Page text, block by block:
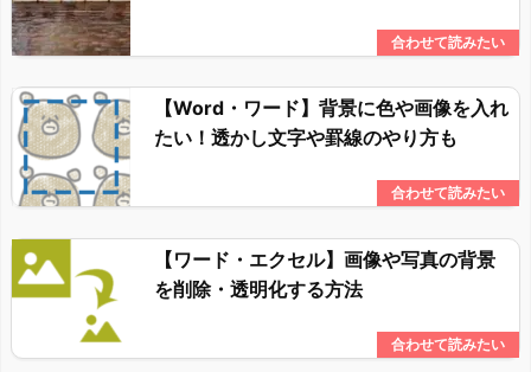
【Word・ワード】背景に色や画像を入れ
たい！透かし文字や罫線のやり方も
【ワード・エクセル】画像や写真の背景
を削除・透明化する方法